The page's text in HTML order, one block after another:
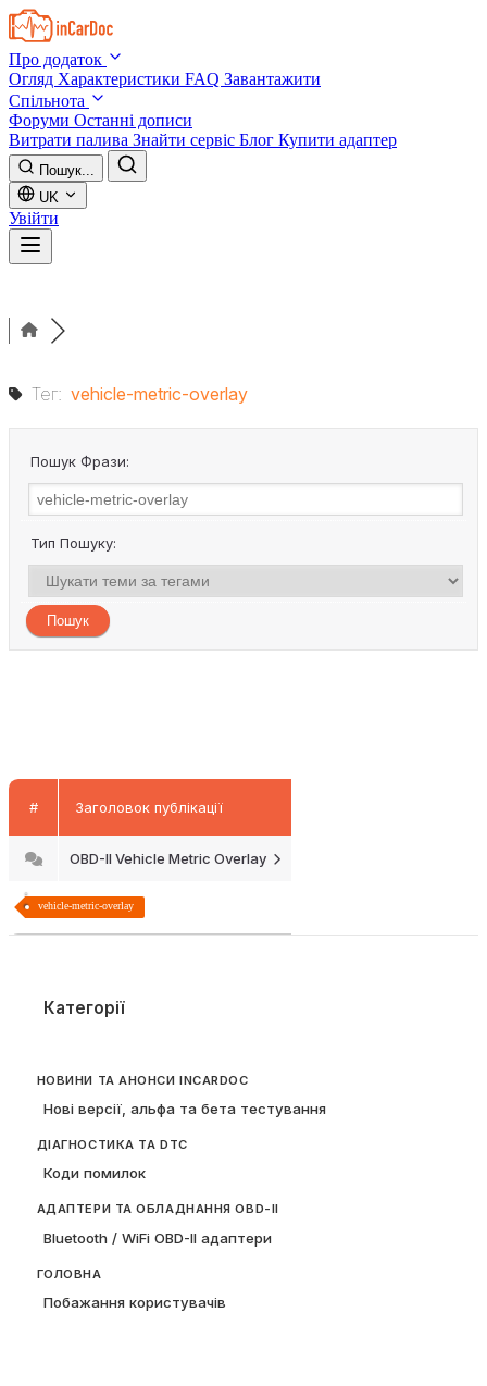
Skip to main content
Про додаток
Огляд Характеристики FAQ Завантажити
Спільнота
Форуми Останні дописи
Витрати палива Знайти сервіс Блог Купити адаптер
Пошук...
UK
Увійти
Тег: vehicle-metric-overlay
Пошук Фрази:
Тип Пошуку:
# Заголовок публікації
OBD-II Vehicle Metric Overlay
vehicle-metric-overlay
Категорії
НОВИНИ ТА АНОНСИ INCARDOC
Нові версії, альфа та бета тестування
ДІАГНОСТИКА ТА DTC
Коди помилок
АДАПТЕРИ ТА ОБЛАДНАННЯ OBD-II
Bluetooth / WiFi OBD-II адаптери
ГОЛОВНА
Побажання користувачів